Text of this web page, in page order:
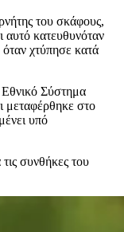
του σκάφους,
κατευθυνόταν
χτύπησε κατά
Σύστημα
μεταφέρθηκε στο
υπό
συνθήκες του